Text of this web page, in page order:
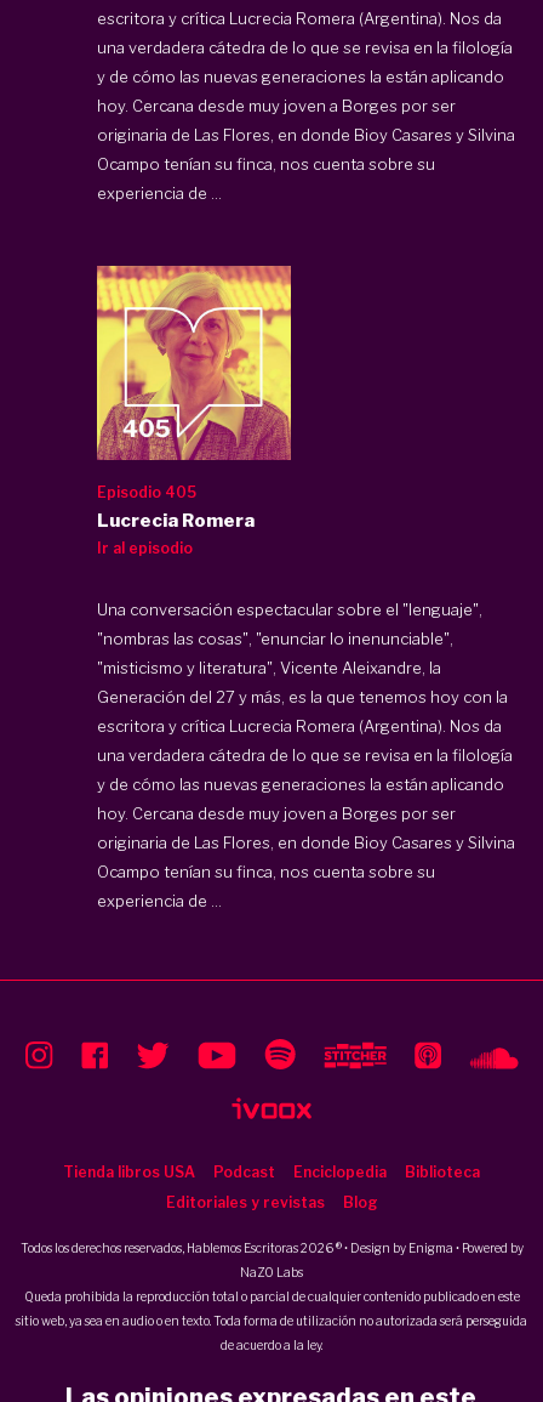
escritora y crítica Lucrecia Romera (Argentina). Nos da
una verdadera cátedra de lo que se revisa en la filología
y de cómo las nuevas generaciones la están aplicando
hoy. Cercana desde muy joven a Borges por ser
originaria de Las Flores, en donde Bioy Casares y Silvina
Ocampo tenían su finca, nos cuenta sobre su
experiencia de ...
Episodio 405
Lucrecia Romera
Ir al episodio
Una conversación espectacular sobre el "lenguaje",
"nombras las cosas", "enunciar lo inenunciable",
"misticismo y literatura", Vicente Aleixandre, la
Generación del 27 y más, es la que tenemos hoy con la
escritora y crítica Lucrecia Romera (Argentina). Nos da
una verdadera cátedra de lo que se revisa en la filología
y de cómo las nuevas generaciones la están aplicando
hoy. Cercana desde muy joven a Borges por ser
originaria de Las Flores, en donde Bioy Casares y Silvina
Ocampo tenían su finca, nos cuenta sobre su
experiencia de ...
Tienda libros USA Podcast Enciclopedia
Biblioteca
Editoriales y revistas
Blog
Todos los derechos reservados, Hablemos Escritoras 2026 ® • Design by Enigma • Powered by
NaZO Labs
Queda prohibida la reproducción total o parcial de cualquier contenido publicado en este
sitio web, ya sea en audio o en texto. Toda forma de utilización no autorizada será perseguida
de acuerdo a la ley.